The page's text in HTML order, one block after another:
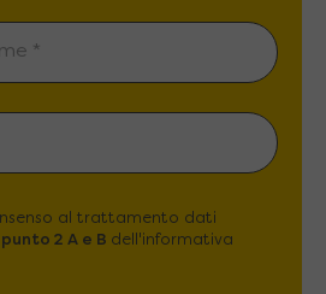
al trattamento dati
punto 2 A e B dell'informativa